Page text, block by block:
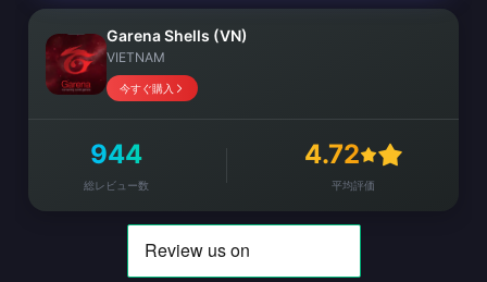
Garena Shells (VN)
VIETNAM
今すぐ購入
944
総レビュー数
4.72
平均評価